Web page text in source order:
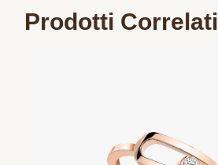
Prodotti Correlati